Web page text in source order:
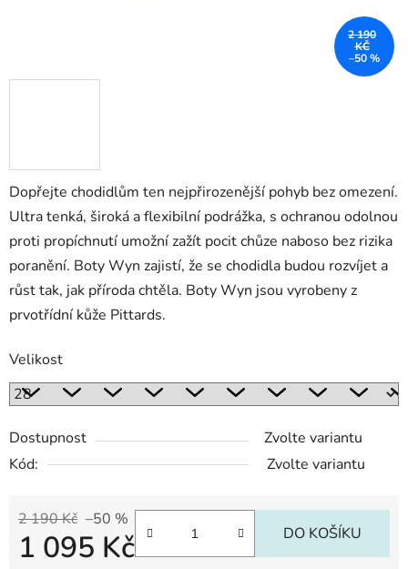
Dopřejte chodidlům ten nejpřirozenější pohyb bez omezení.
Ultra tenká, široká a flexibilní podrážka, s ochranou odolnou
proti propíchnutí umožní zažít pocit chůze naboso bez rizika
poranění. Boty Wyn zajistí, že se chodidla budou rozvíjet a
růst tak, jak příroda chtěla. Boty Wyn jsou vyrobeny z
prvotřídní kůže Pittards.
Velikost
Dostupnost
Zvolte variantu
Kód:
Zvolte variantu
2 190 Kč –50 %
1 095 Kč DO KOŠÍKU
2 190
KČ
–50 %